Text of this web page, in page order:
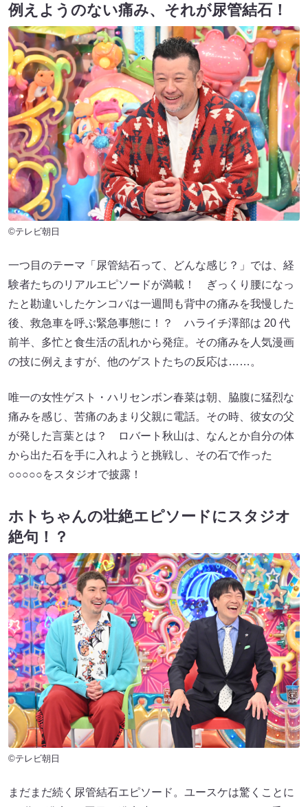
例えようのない痛み、それが尿管結石！
©テレビ朝日
一つ目のテーマ「尿管結石って、どんな感じ？」では、経
験者たちのリアルエピソードが満載！ ぎっくり腰になっ
たと勘違いしたケンコバは一週間も背中の痛みを我慢した
後、救急車を呼ぶ緊急事態に！？ ハライチ澤部は 20 代
前半、多忙と食生活の乱れから発症。その痛みを人気漫画
の技に例えますが、他のゲストたちの反応は……。
唯一の女性ゲスト・ハリセンボン春菜は朝、脇腹に猛烈な
痛みを感じ、苦痛のあまり父親に電話。その時、彼女の父
が発した言葉とは？ ロバート秋山は、なんとか自分の体
から出た石を手に入れようと挑戦し、その石で作った
○○○○○をスタジオで披露！
ホトちゃんの壮絶エピソードにスタジオ
絶句！？
©テレビ朝日
まだまだ続く尿管結石エピソード。ユースケは驚くことに